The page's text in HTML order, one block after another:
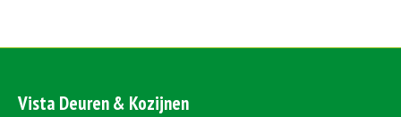
Vista Deuren & Kozijnen